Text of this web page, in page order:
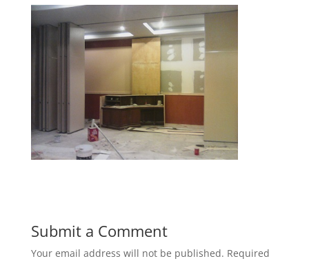
Submit a Comment
Your email address will not be published. Required